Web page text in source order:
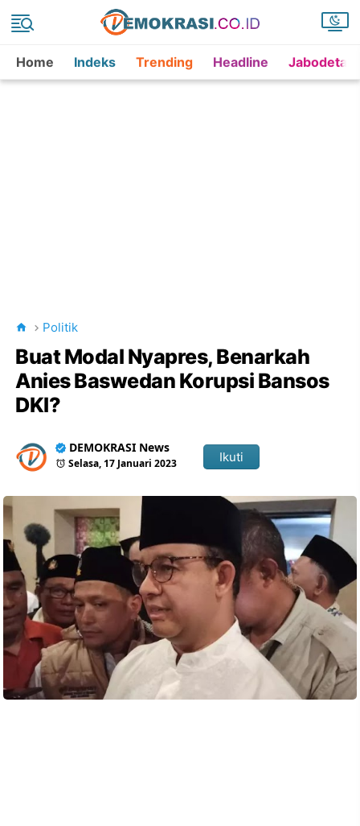
Home Indeks Trending Headline
Politik
Buat Modal Nyapres, Benarkah
Anies Baswedan Korupsi Bansos
DKI?
DEMOKRASI News
Selasa, 17 Januari 2023 Ikuti